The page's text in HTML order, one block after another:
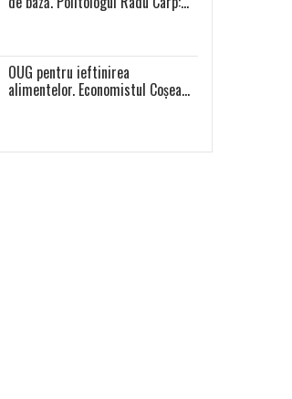
OUG pentru ieftinirea
alimentelor. Economistul Coșea